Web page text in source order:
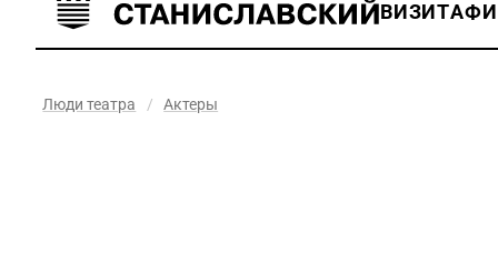
ВИЗИТ
Люди театра / Актеры